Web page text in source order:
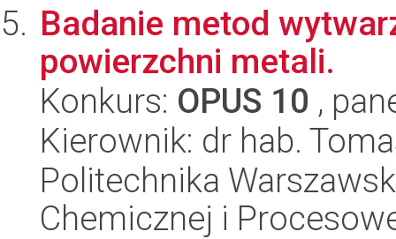
Badanie metod
powierzchni metali.
Konkurs: OPUS 10 ,
Kierownik: dr hab.
Politechnika
Chemicznej i